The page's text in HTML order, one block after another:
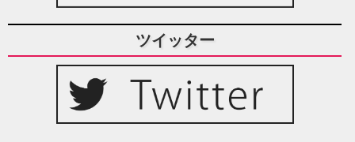
ツイッター